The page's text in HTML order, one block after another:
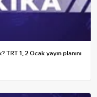
1, 2 Ocak yayın planını